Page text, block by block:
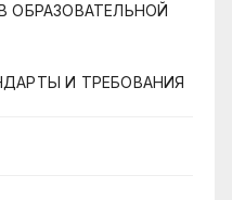
ОБРАЗОВАТЕЛЬНОЙ
И ТРЕБОВАНИЯ